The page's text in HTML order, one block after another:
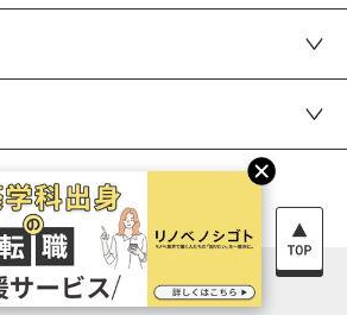
運営会社 お問い合わせ
© 2026 renovenoshigoto